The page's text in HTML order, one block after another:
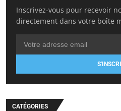
Inscrivez-vous pour recevoir
directement dans votre boîte
CATÉGORIES